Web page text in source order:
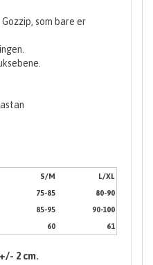
som bare er
S/M
L/XL
75-85
80-90
85-95
90-100
60 61
2 cm.